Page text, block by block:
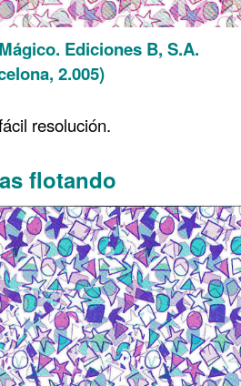
Ediciones B, S.A.
2.005)
resolución.
flotando